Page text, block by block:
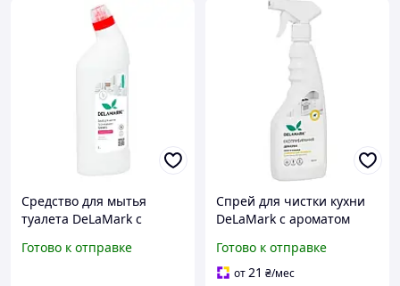
Средство для мытья
туалета DeLaMark с
Готово к отправке
Спрей для чистки кухни
DeLaMark с ароматом
(4820152330673) (b510459)
Готово к отправке
от21 ₴/мес